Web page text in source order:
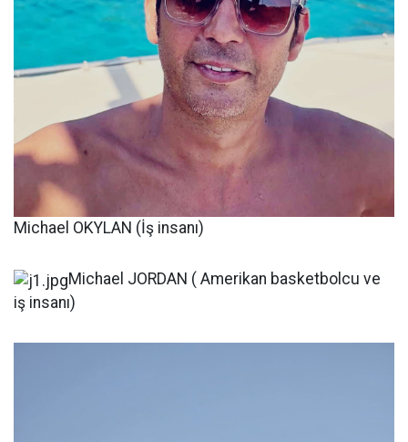
Michael OKYLAN (İş insanı)
Michael JORDAN ( Amerikan basketbolcu ve
iş insanı)